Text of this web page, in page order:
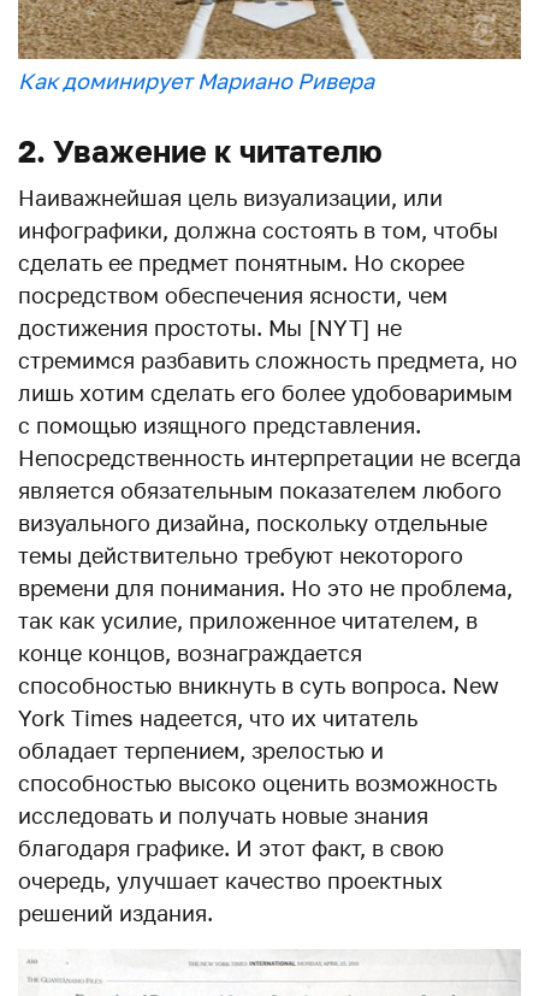
Как доминирует Мариано Ривера
2. Уважение к читателю
Наиважнейшая цель визуализации, или
инфографики, должна состоять в том, чтобы
сделать ее предмет понятным. Но скорее
посредством обеспечения ясности, чем
достижения простоты. Мы [NYT] не
стремимся разбавить сложность предмета, но
лишь хотим сделать его более удобоваримым
с помощью изящного представления.
Непосредственность интерпретации не всегда
является обязательным показателем любого
визуального дизайна, поскольку отдельные
темы действительно требуют некоторого
времени для понимания. Но это не проблема,
так как усилие, приложенное читателем, в
конце концов, вознаграждается
способностью вникнуть в суть вопроса. New
York Times надеется, что их читатель
обладает терпением, зрелостью и
способностью высоко оценить возможность
исследовать и получать новые знания
благодаря графике. И этот факт, в свою
очередь, улучшает качество проектных
решений издания.